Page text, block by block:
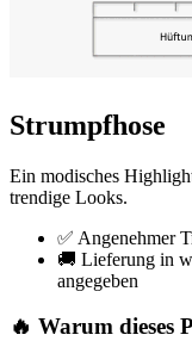
Strumpfhose
Ein modisches
trendige Looks.
✅ Angenehmer
🚚 Lieferung in
angegeben
🔥 Warum dieses